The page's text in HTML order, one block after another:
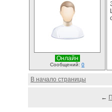
Онлайн
Сообщений: 0
В начало страницы
←